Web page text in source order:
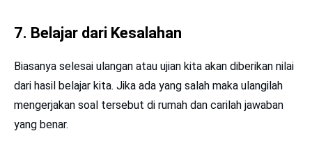
7. Belajar dari Kesalahan
Biasanya selesai ulangan atau ujian kita akan diberikan nilai
dari hasil belajar kita. Jika ada yang salah maka ulangilah
mengerjakan soal tersebut di rumah dan carilah jawaban
yang benar.